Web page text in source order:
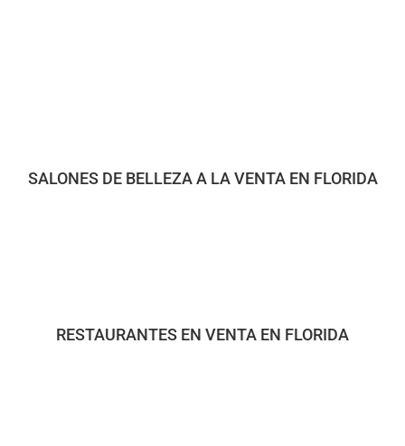
SALONES DE BELLEZA A LA VENTA EN FLORIDA
RESTAURANTES EN VENTA EN FLORIDA